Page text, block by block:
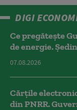
DIGI
Ce pregătește
de energie.
07.08.2026
Cărțile
din PNRR.